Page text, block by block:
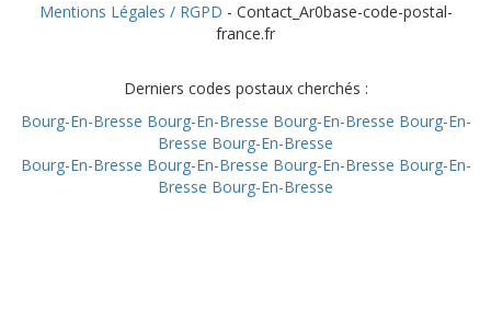
Mentions Légales / RGPD - Contact_Ar0base-code-postal-
france.fr
Derniers codes postaux cherchés :
Bourg-En-Bresse Bourg-En-Bresse Bourg-En-Bresse Bourg-En-
Bresse Bourg-En-Bresse
Bourg-En-Bresse Bourg-En-Bresse Bourg-En-Bresse Bourg-En-
Bresse Bourg-En-Bresse